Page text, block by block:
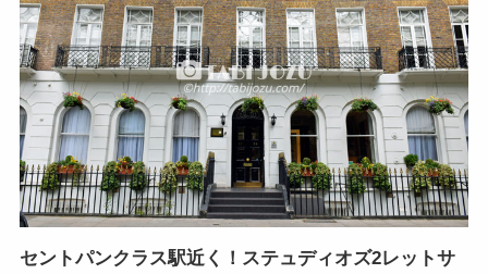
セントパンクラス駅近く！ステュディオズ2レットサ